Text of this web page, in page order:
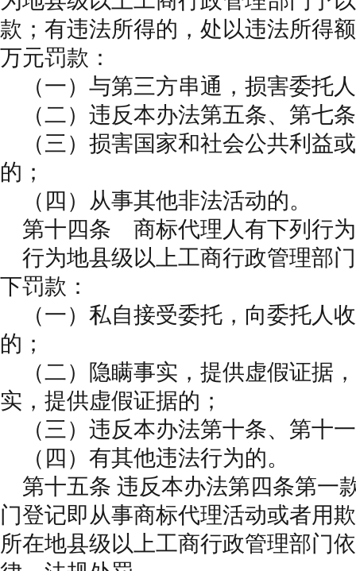
款；有违法所得的，处以违法所得
万元罚款：
（一）与第三方串通，损害委托
（二）违反本办法第五条、第七
（三）损害国家和社会公共利益
的；
（四）从事其他非法活动的。
第十四条 商标代理人有下列行为
行为地县级以上工商行政管理部
下罚款：
（一）私自接受委托，向委托人
的；
（二）隐瞒事实，提供虚假证据
实，提供虚假证据的；
（三）违反本办法第十条、第十
（四）有其他违法行为的。
第十五条 违反本办法第四条第一
门登记即从事商标代理活动或者用
所在地县级以上工商行政管理部门